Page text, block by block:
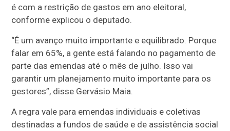
é com a restrição de gastos em ano eleitoral,
conforme explicou o deputado.
“É um avanço muito importante e equilibrado. Porque
falar em 65%, a gente está falando no pagamento de
parte das emendas até o mês de julho. Isso vai
garantir um planejamento muito importante para os
gestores”, disse Gervásio Maia.
A regra vale para emendas individuais e coletivas
destinadas a fundos de saúde e de assistência social